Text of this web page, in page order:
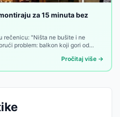
za 15 minuta bez
rečenicu: "Ništa ne bušite i ne
problem: balkon koji gori od
postoji — ali ako ga traži bušenje
Pročitaj više →